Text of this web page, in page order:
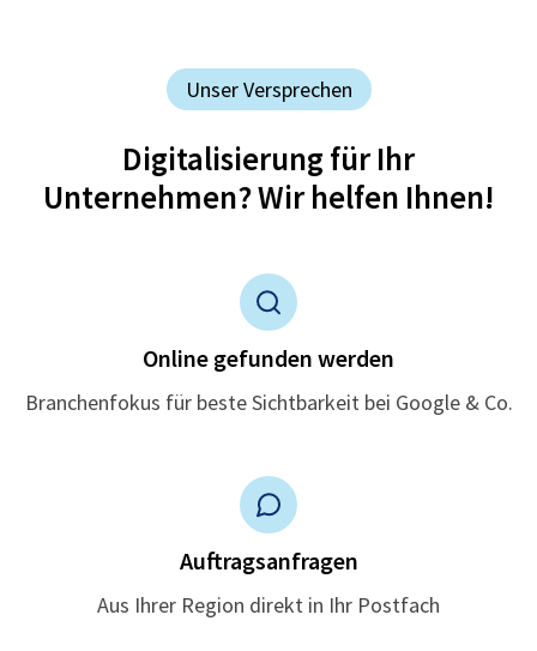
Unser Versprechen
Digitalisierung für Ihr
Unternehmen? Wir helfen Ihnen!
Online gefunden werden
Branchenfokus für beste Sichtbarkeit bei Google & Co.
Auftragsanfragen
Aus Ihrer Region direkt in Ihr Postfach